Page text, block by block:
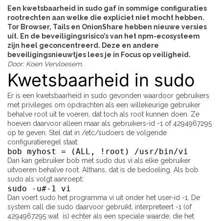
Een kwetsbaarheid in sudo gaf in sommige configuraties
rootrechten aan welke die expliciet niet mocht hebben.
Tor Browser, Tails en OnionShare hebben nieuwe versies
uit. En de beveiligingsrisico’s van het npm-ecosysteem
zijn heel geconcentreerd. Deze en andere
beveiligingsnieuwtjes lees je in Focus op veiligheid.
Door: Koen Vervloesem.
Kwetsbaarheid in sudo
Er is een kwetsbaarheid in sudo gevonden waardoor gebruikers
met privileges om opdrachten als een willekeurige gebruiker
behalve root uit te voeren, dat toch als root kunnen doen. Ze
hoeven daarvoor alleen maar als gebruikers-id -1 of 4294967295
op te geven. Stel dat in /etc/sudoers de volgende
configuratieregel staat:
bob myhost = (ALL, !root) /usr/bin/vi
Dan kan gebruiker bob met sudo dus vi als elke gebruiker
uitvoeren behalve root. Althans, dat is de bedoeling. Als bob
sudo als volgt aanroept:
sudo -u#-1 vi
Dan voert sudo het programma vi uit onder het user-id -1. De
system call die sudo daarvoor gebruikt, interpreteert -1 (of
4294967295 wat is) echter als een speciale waarde, die het